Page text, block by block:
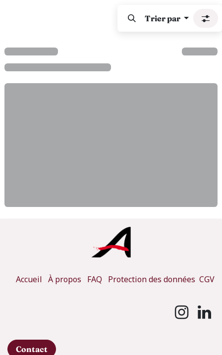
Trier par
Accueil À propos FAQ Protection des données CGV
Contact